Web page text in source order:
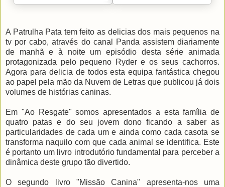
A Patrulha Pata tem feito as delicias dos mais pequenos na
tv por cabo, através do canal Panda assistem diariamente
de manhã e à noite um episódio desta série animada
protagonizada pelo pequeno Ryder e os seus cachorros.
Agora para delicia de todos esta equipa fantástica chegou
ao papel pela mão da Nuvem de Letras que publicou já dois
volumes de histórias caninas.
Em "Ao Resgate" somos apresentados a esta família de
quatro patas e do seu jovem dono ficando a saber as
particularidades de cada um e ainda como cada casota se
transforma naquilo com que cada animal se identifica. Este
é portanto um livro introdutório fundamental para perceber a
dinâmica deste grupo tão divertido.
O segundo livro "Missão Canina" apresenta-nos uma